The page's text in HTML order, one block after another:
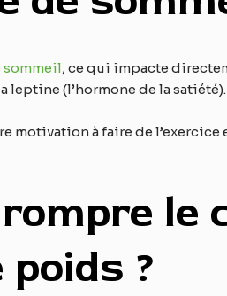
sommeil, ce qui impacte
leptine (l’hormone de la
motivation à faire de
le
?